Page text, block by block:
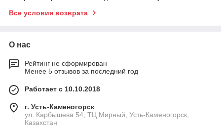
Все условия возврата
О нас
Рейтинг не сформирован
Менее 5 отзывов за последний год
Работает с 10.10.2018
г. Усть-Каменогорск
ул. Карбышева 54, ТЦ Мирный, Усть-Каменогорск,
Казахстан